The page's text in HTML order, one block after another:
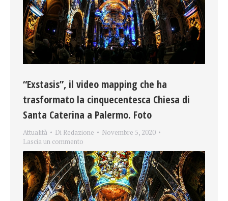
“Exstasis”, il video mapping che ha
trasformato la cinquecentesca Chiesa di
Santa Caterina a Palermo. Foto
Attualità Di Redazione
Novembre 5, 2020
Lascia un commento